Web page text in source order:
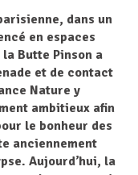
dans un
en espaces
Butte Pinson a
et de contact
Nature y
ambitieux afin
le bonheur des
anciennement
Aujourd’hui, la